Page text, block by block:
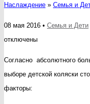
Наслаждение » Семья и
08 мая 2016 • Семья и Дети
отключены
Согласно абсолютного
выборе детской коляски
факторы: